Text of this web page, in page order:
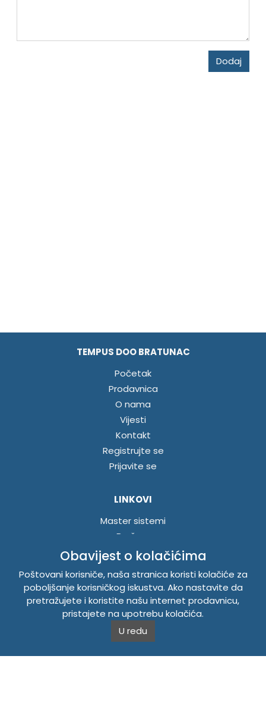
Dodaj
TEMPUS DOO BRATUNAC
Početak
Prodavnica
O nama
Vijesti
Kontakt
Registrujte se
Prijavite se
LINKOVI
Master sistemi
Brošure
Akcije
INFORMACIJE
Politika o kolačićima
Uslovi korištenja
Politika privatnosti
Obavijest o kolačićima
Poštovani korisniče, naša stranica koristi kolačiće za
poboljšanje korisničkog iskustva. Ako nastavite da
pretražujete i koristite našu internet prodavnicu,
pristajete na upotrebu kolačića.
U redu